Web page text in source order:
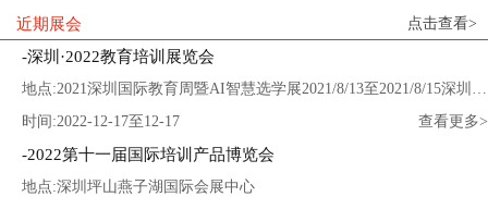
近期展会 点击查看>
深圳·2022教育培训展览会
地点:2021深圳国际教育周暨AI智慧选学展2021/8/13至2021/8/15深圳会展中心
时间:2022-12-17至12-17
查看更多>
2022第十一届国际培训产品博览会
地点:深圳坪山燕子湖国际会展中心